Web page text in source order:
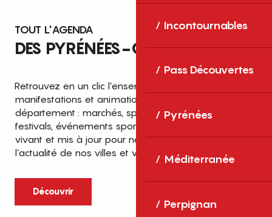
Incontournables
Pass Découvertes
Pyrénées
Méditerranée
Perpignan
TOUT L'AGENDA
DES PYRÉNÉES-ORIENTALES
Retrouvez en un clic l’ensemble des fêtes,
manifestations et animations recensées dans le
département : marchés, spectacles, expositions,
festivals, événements sportifs et culturels… un agenda
vivant et mis à jour pour ne rien manquer de
l’actualité de nos villes et villages.
Découvrir